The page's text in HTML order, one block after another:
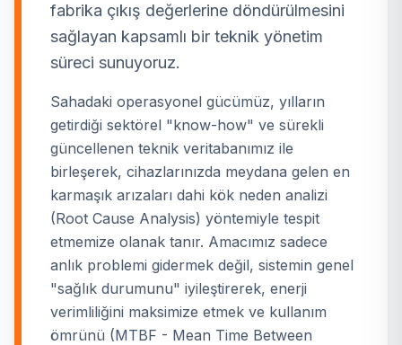
fabrika çıkış değerlerine döndürülmesini
sağlayan kapsamlı bir teknik yönetim
süreci sunuyoruz.
Sahadaki operasyonel gücümüz, yılların
getirdiği sektörel "know-how" ve sürekli
güncellenen teknik veritabanımız ile
birleşerek, cihazlarınızda meydana gelen en
karmaşık arızaları dahi kök neden analizi
(Root Cause Analysis) yöntemiyle tespit
etmemize olanak tanır. Amacımız sadece
anlık problemi gidermek değil, sistemin genel
"sağlık durumunu" iyileştirerek, enerji
verimliliğini maksimize etmek ve kullanım
ömrünü (MTBF - Mean Time Between